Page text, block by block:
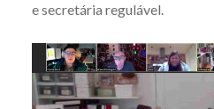
e secretária regulável.